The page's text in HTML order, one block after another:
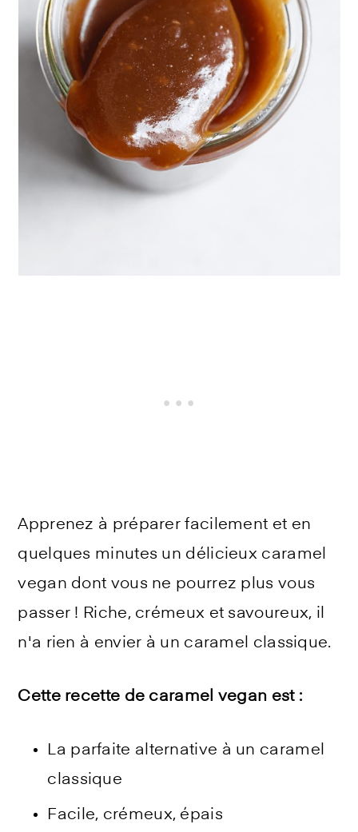
Apprenez à préparer facilement et en
quelques minutes un délicieux caramel
vegan dont vous ne pourrez plus vous
passer ! Riche, crémeux et savoureux, il
n'a rien à envier à un caramel classique.
Cette recette de caramel vegan est :
La parfaite alternative à un caramel
classique
Facile, crémeux, épais